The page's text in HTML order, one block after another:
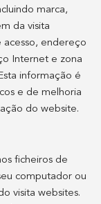
marca,
da visita
endereço
Internet e zona
informação é
e de melhoria
do website.
ficheiros de
computador ou
visita websites.